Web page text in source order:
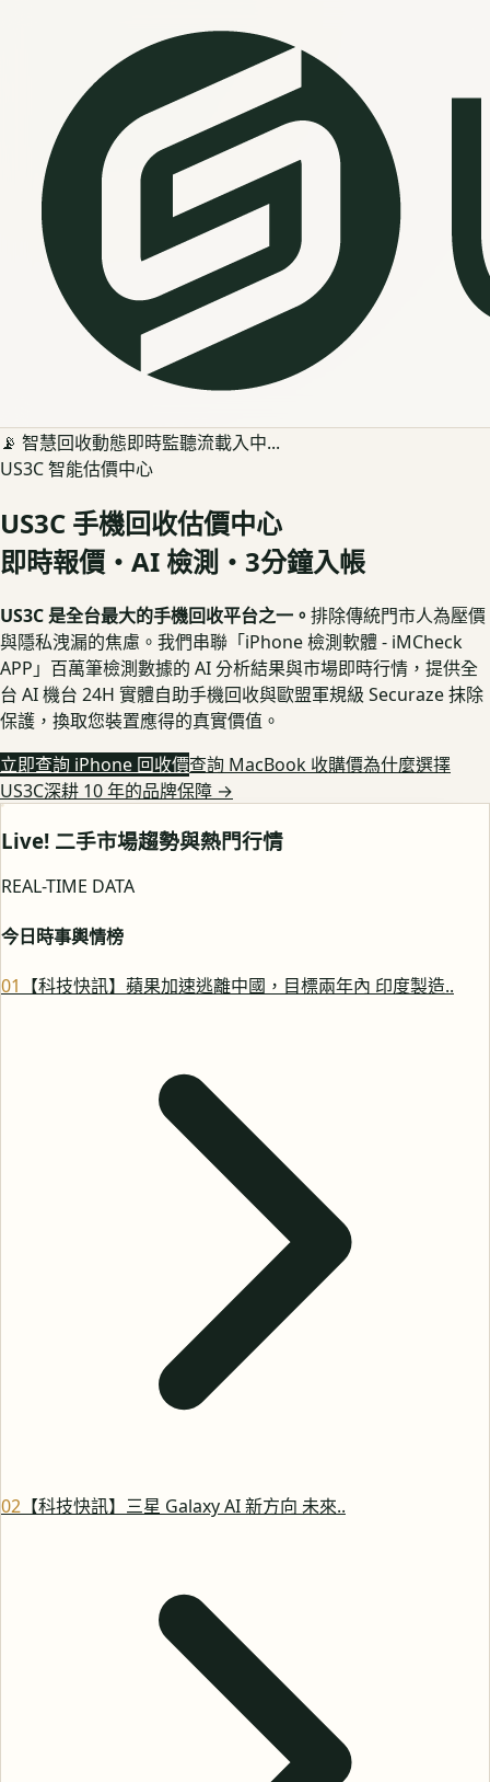
📡 智慧回收動態即時監聽流載入中...
US3C 智能估價中心
US3C 手機回收估價中心
即時報價・AI 檢測・3分鐘入帳
US3C 是全台最大的手機回收平台之一。 排除傳統門市人為壓價
與隱私洩漏的焦慮。我們串聯「iPhone 檢測軟體 - iMCheck
APP」百萬筆檢測數據的 AI 分析結果與市場即時行情，提供全
台 AI 機台 24H 實體自助手機回收與歐盟軍規級 Securaze 抹除
保護，換取您裝置應得的真實價值。
立即查詢 iPhone 回收價查詢 MacBook 收購價為什麼選擇
US3C深耕 10 年的品牌保障 →
Live! 二手市場趨勢與熱門行情
REAL-TIME DATA
今日時事輿情榜
01 【科技快訊】蘋果加速逃離中國，目標兩年內 印度製造..
02 【科技快訊】三星 Galaxy AI 新方向 未來..